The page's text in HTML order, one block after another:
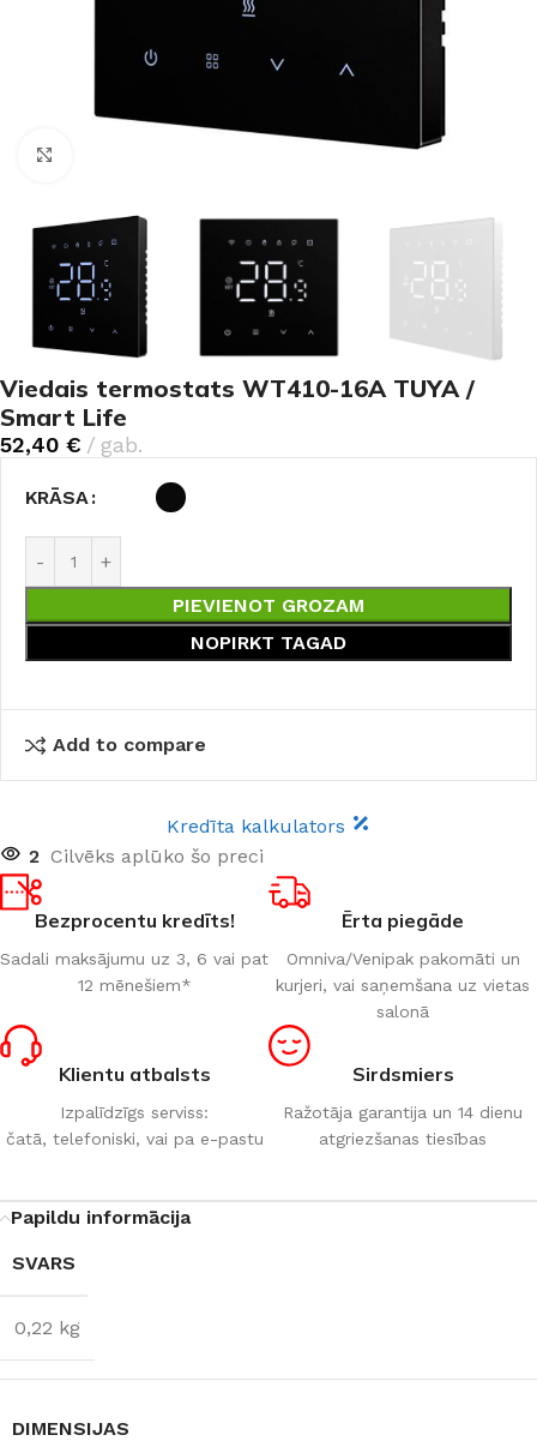
Viedais termostats WT410-16A TUYA /
Smart Life
52,40 € gab.
KRĀSA
PIEVIENOT GROZAM
NOPIRKT TAGAD
Add to compare
Kredīta kalkulators
2 Cilvēks aplūko šo preci
Bezprocentu kredīts!
Sadali maksājumu uz 3, 6 vai pat
12 mēnešiem*
Ērta piegāde
Omniva/Venipak pakomāti un
kurjeri, vai saņemšana uz vietas
salonā
Klientu atbalsts
Izpalīdzīgs serviss:
čatā, telefoniski, vai pa e-pastu
Sirdsmiers
Ražotāja garantija un 14 dienu
atgriezšanas tiesības
Papildu informācija
SVARS
0,22 kg
DIMENSIJAS